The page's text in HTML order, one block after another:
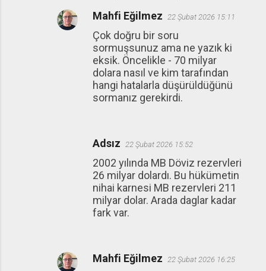
Mahfi Eğilmez 22 Şubat 2026 15:11
Çok doğru bir soru
sormuşsunuz ama ne yazık ki
eksik. Öncelikle - 70 milyar
dolara nasıl ve kim tarafından
hangi hatalarla düşürüldüğünü
sormanız gerekirdi.
Adsız 22 Şubat 2026 15:52
2002 yılında MB Döviz rezervleri
26 milyar dolardı. Bu hükümetin
nihai karnesi MB rezervleri 211
milyar dolar. Arada daglar kadar
fark var.
Mahfi Eğilmez 22 Şubat 2026 16:25